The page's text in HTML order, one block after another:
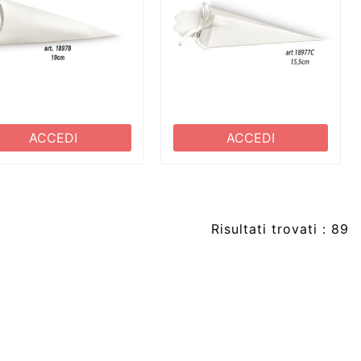
ACCEDI ACCEDI
Risultati trovati : 89